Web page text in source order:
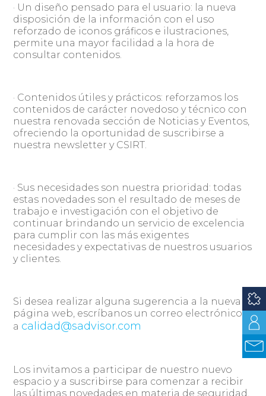
· Un diseño pensado para el usuario: la nueva
disposición de la información con el uso
reforzado de iconos gráficos e ilustraciones,
permite una mayor facilidad a la hora de
consultar contenidos.
· Contenidos útiles y prácticos: reforzamos los
contenidos de carácter novedoso y técnico con
nuestra renovada sección de Noticias y Eventos,
ofreciendo la oportunidad de suscribirse a
nuestra newsletter y CSIRT.
· Sus necesidades son nuestra prioridad: todas
estas novedades son el resultado de meses de
trabajo e investigación con el objetivo de
continuar brindando un servicio de excelencia
para cumplir con las más exigentes
necesidades y expectativas de nuestros usuarios
y clientes.
Si desea realizar alguna sugerencia a la nueva
página web, escríbanos un correo electrónico
a calidad@sadvisor.com
Los invitamos a participar de nuestro nuevo
espacio y a suscribirse para comenzar a recibir
las últimas novedades en materia de seguridad.